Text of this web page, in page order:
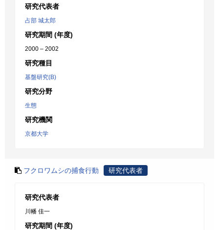
研究代表者
占部 城太郎
研究期間 (年度)
2000 – 2002
研究種目
基盤研究(B)
研究分野
生態
研究機関
京都大学
フクロワムシの捕食行動 研究代表者
研究代表者
川幡 佳一
研究期間 (年度)